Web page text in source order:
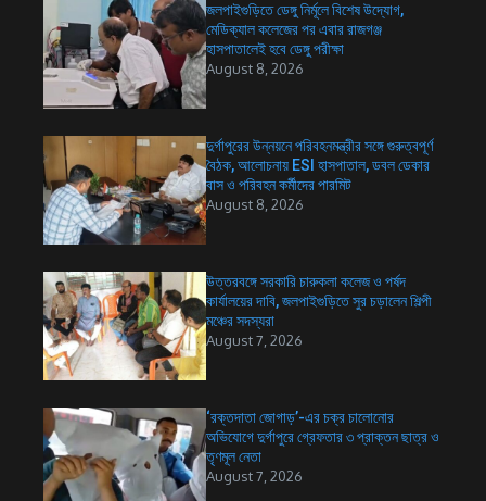
জলপাইগুড়িতে ডেঙ্গু নির্মূলে বিশেষ উদ্যোগ,
মেডিক্যাল কলেজের পর এবার রাজগঞ্জ
হাসপাতালেই হবে ডেঙ্গু পরীক্ষা
August 8, 2026
দুর্গাপুরের উন্নয়নে পরিবহনমন্ত্রীর সঙ্গে গুরুত্বপূর্ণ
বৈঠক, আলোচনায় ESI হাসপাতাল, ডবল ডেকার
বাস ও পরিবহন কর্মীদের পারমিট
August 8, 2026
উত্তরবঙ্গে সরকারি চারুকলা কলেজ ও পর্ষদ
কার্যালয়ের দাবি, জলপাইগুড়িতে সুর চড়ালেন শিল্পী
মঞ্চের সদস্যরা
August 7, 2026
‘রক্তদাতা জোগাড়’-এর চক্র চালোনোর
অভিযোগে দুর্গাপুরে গ্রেফতার ৩ প্রাক্তন ছাত্র ও
তৃণমূল নেতা
August 7, 2026